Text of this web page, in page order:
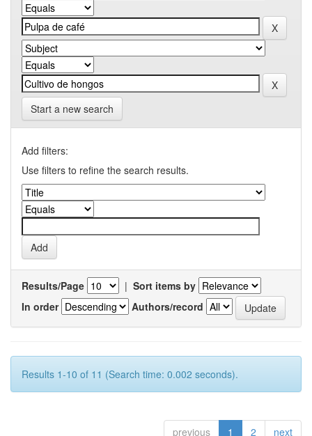
Start a new search
Add filters:
Use filters to refine the search results.
Results/Page | Sort items by
In order
Authors/record
Results 1-10 of 11 (Search time: 0.002 seconds).
previous 1 2 next